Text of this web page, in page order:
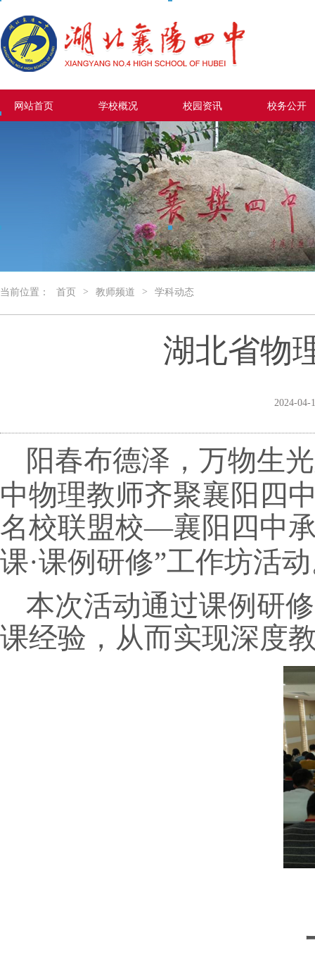
网站首页 学校概况 校园资讯 校务公开
当前位置： 首页 > 教师频道 > 学科动态
湖北省物
2024-04-
阳春布德泽，万物生
中物理教师齐聚襄阳四
名校联盟校—襄阳四中
课·课例研修”工作坊活动
本次活动通过课例研
课经验，从而实现深度